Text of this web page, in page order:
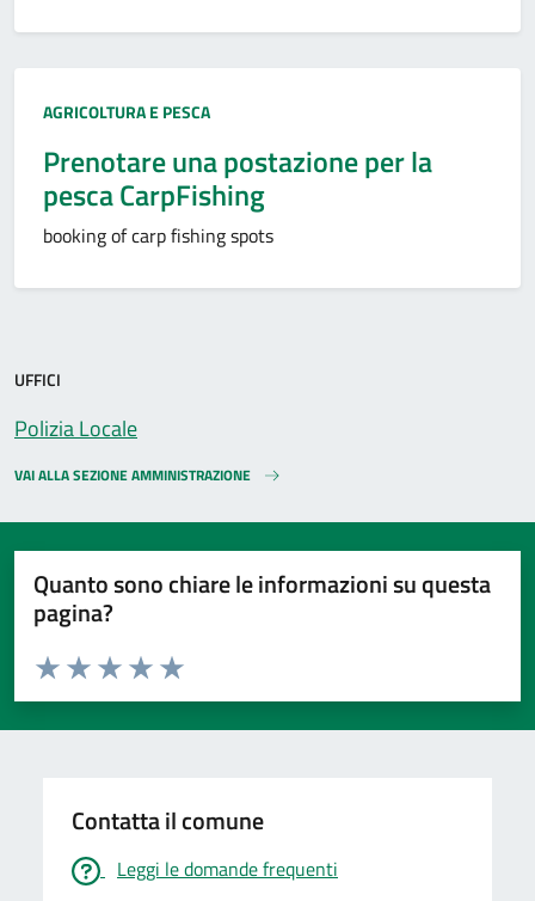
Categoria:
AGRICOLTURA E PESCA
Prenotare una postazione per la
pesca CarpFishing
booking of carp fishing spots
UFFICI
Polizia Locale
VAI ALLA SEZIONE AMMINISTRAZIONE
Quanto sono chiare le informazioni su questa
pagina?
Valuta da 1 a 5 stelle la pagina
Valuta 5 stelle su 5
Valuta 4 stelle su 5
Valuta 3 stelle su 5
Valuta 2 stelle su 5
Valuta 1 stelle su 5
Contatta il comune
Leggi le domande frequenti